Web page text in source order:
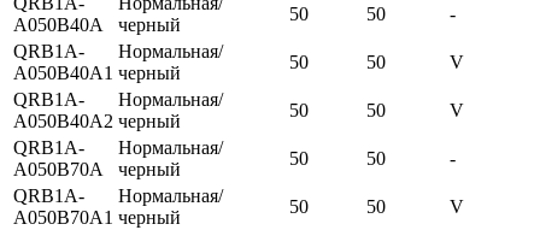
A050B40A
черный
50 50
-
QRB1A-
A050B40A1
Нормальная/
черный
50 50
V
QRB1A-
A050B40A2
Нормальная/
черный
50 50
V
QRB1A-
A050B70A
Нормальная/
черный
50 50
-
QRB1A-
A050B70A1
Нормальная/
черный
50 50
V